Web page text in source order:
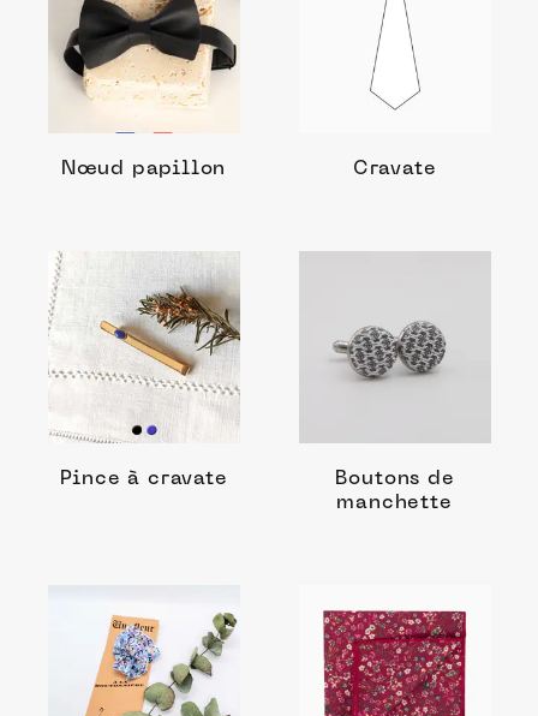
Nœud papillon Cravate
Pince à cravate
Boutons de
manchette